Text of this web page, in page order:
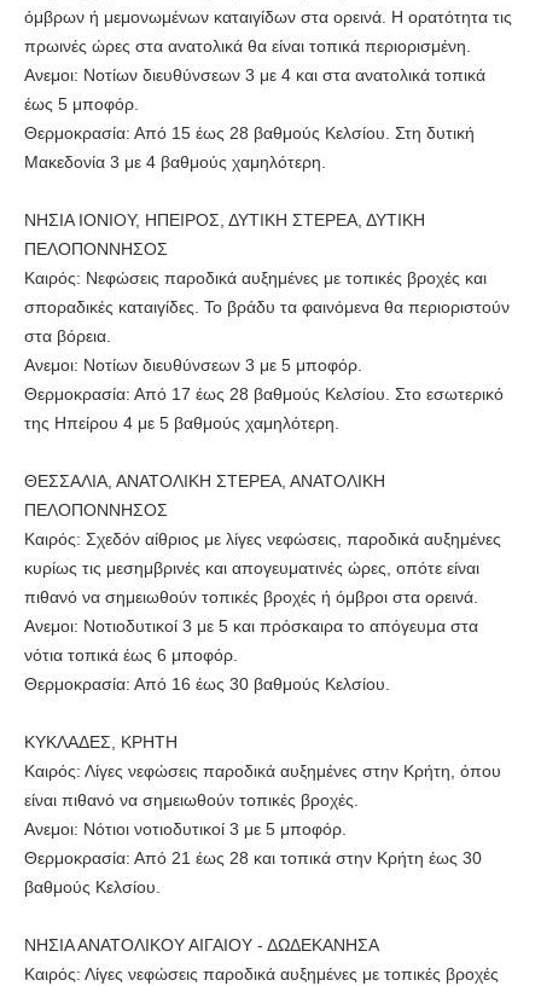
όμβρων ή μεμονωμένων καταιγίδων στα ορεινά. Η ορατότητα τις
πρωινές ώρες στα ανατολικά θα είναι τοπικά περιορισμένη.
Ανεμοι: Νοτίων διευθύνσεων 3 με 4 και στα ανατολικά τοπικά
έως 5 μποφόρ.
Θερμοκρασία: Από 15 έως 28 βαθμούς Κελσίου. Στη δυτική
Μακεδονία 3 με 4 βαθμούς χαμηλότερη.
ΝΗΣΙΑ ΙΟΝΙΟΥ, ΗΠΕΙΡΟΣ, ΔΥΤΙΚΗ ΣΤΕΡΕΑ, ΔΥΤΙΚΗ
ΠΕΛΟΠΟΝΝΗΣΟΣ
Καιρός: Νεφώσεις παροδικά αυξημένες με τοπικές βροχές και
σποραδικές καταιγίδες. Το βράδυ τα φαινόμενα θα περιοριστούν
στα βόρεια.
Ανεμοι: Νοτίων διευθύνσεων 3 με 5 μποφόρ.
Θερμοκρασία: Από 17 έως 28 βαθμούς Κελσίου. Στο εσωτερικό
της Ηπείρου 4 με 5 βαθμούς χαμηλότερη.
ΘΕΣΣΑΛΙΑ, ΑΝΑΤΟΛΙΚΗ ΣΤΕΡΕΑ, ΑΝΑΤΟΛΙΚΗ
ΠΕΛΟΠΟΝΝΗΣΟΣ
Καιρός: Σχεδόν αίθριος με λίγες νεφώσεις, παροδικά αυξημένες
κυρίως τις μεσημβρινές και απογευματινές ώρες, οπότε είναι
πιθανό να σημειωθούν τοπικές βροχές ή όμβροι στα ορεινά.
Ανεμοι: Νοτιοδυτικοί 3 με 5 και πρόσκαιρα το απόγευμα στα
νότια τοπικά έως 6 μποφόρ.
Θερμοκρασία: Από 16 έως 30 βαθμούς Κελσίου.
ΚΥΚΛΑΔΕΣ, ΚΡΗΤΗ
Καιρός: Λίγες νεφώσεις παροδικά αυξημένες στην Κρήτη, όπου
είναι πιθανό να σημειωθούν τοπικές βροχές.
Ανεμοι: Νότιοι νοτιοδυτικοί 3 με 5 μποφόρ.
Θερμοκρασία: Από 21 έως 28 και τοπικά στην Κρήτη έως 30
βαθμούς Κελσίου.
ΝΗΣΙΑ ΑΝΑΤΟΛΙΚΟΥ ΑΙΓΑΙΟΥ - ΔΩΔΕΚΑΝΗΣΑ
Καιρός: Λίγες νεφώσεις παροδικά αυξημένες με τοπικές βροχές